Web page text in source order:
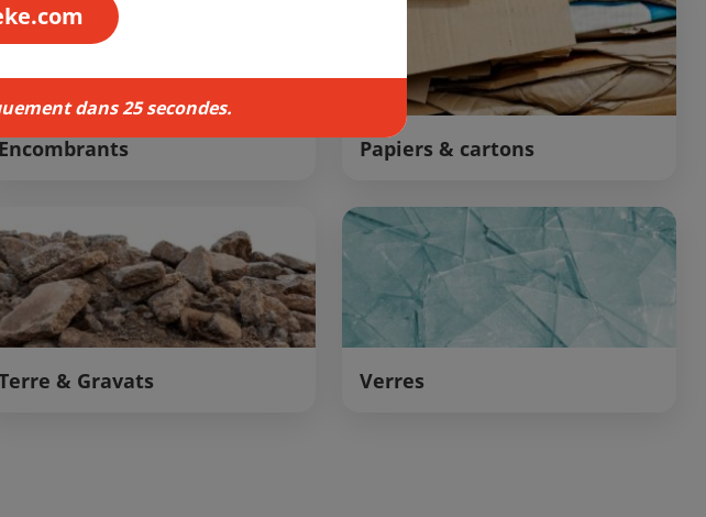
Encombrants Papiers & cartons
& Gravats Verres
dans24secondes.